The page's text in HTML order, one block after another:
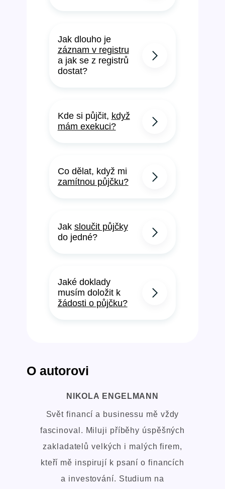
Jak dlouho je
záznam v registru
a jak se z registrů
dostat?
Kde si půjčit, když
mám exekuci?
Co dělat, když mi
zamítnou půjčku?
Jak sloučit půjčky
do jedné?
Jaké doklady
musím doložit k
žádosti o půjčku?
O autorovi
NIKOLA ENGELMANN
Svět financí a businessu mě vždy
fascinoval. Miluji příběhy úspěšných
zakladatelů velkých i malých firem,
kteří mě inspirují k psaní o financích
a investování. Studium na